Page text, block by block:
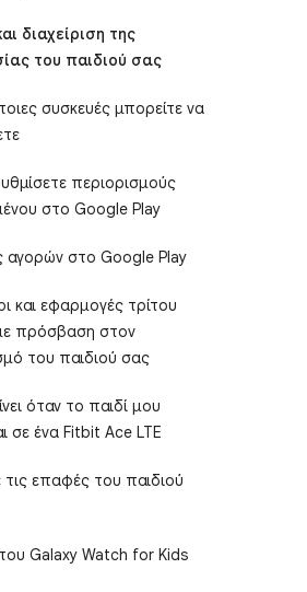
διαχείριση της
του παιδιού σας
συσκευές μπορείτε να
περιορισμούς
στο Google Play
αγορών στο Google Play
και εφαρμογές τρίτου
πρόσβαση στον
του παιδιού σας
όταν το παιδί μου
σε ένα Fitbit Ace LTE
τις επαφές του παιδιού
Galaxy Watch for Kids